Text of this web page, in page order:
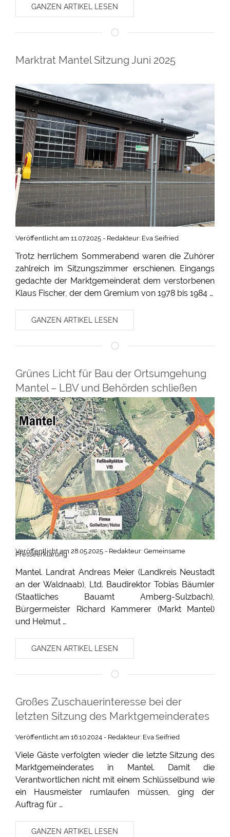
GANZEN ARTIKEL LESEN
Marktrat Mantel Sitzung Juni 2025
Veröffentlicht am 11.07.2025 - Redakteur: Eva Seifried
Trotz herrlichem Sommerabend waren die Zuhörer
zahlreich im Sitzungszimmer erschienen. Eingangs
gedachte der Marktgemeinderat dem verstorbenen
Klaus Fischer, der dem Gremium von 1978 bis 1984 …
GANZEN ARTIKEL LESEN
Grünes Licht für Bau der Ortsumgehung
Mantel – LBV und Behörden schließen
Vereinbarung
Veröffentlicht am 28.05.2025 - Redakteur: Gemeinsame
Presseerklärung
Mantel. Landrat Andreas Meier (Landkreis Neustadt
an der Waldnaab), Ltd. Baudirektor Tobias Bäumler
(Staatliches Bauamt Amberg-Sulzbach),
Bürgermeister Richard Kammerer (Markt Mantel)
und Helmut …
GANZEN ARTIKEL LESEN
Großes Zuschauerinteresse bei der
letzten Sitzung des Marktgemeinderates
Veröffentlicht am 16.10.2024 - Redakteur: Eva Seifried
Viele Gäste verfolgten wieder die letzte Sitzung des
Marktgemeinderates in Mantel. Damit die
Verantwortlichen nicht mit einem Schlüsselbund wie
ein Hausmeister rumlaufen müssen, ging der
Auftrag für …
GANZEN ARTIKEL LESEN